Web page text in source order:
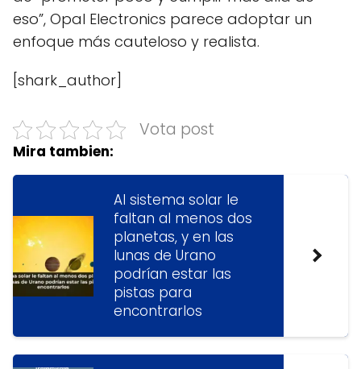
eso”, Opal Electronics parece adoptar un
enfoque más cauteloso y realista.
[shark_author]
Vota post
Mira tambien:
Al sistema solar le
faltan al menos dos
planetas, y en las
lunas de Urano
podrían estar las
pistas para
encontrarlos